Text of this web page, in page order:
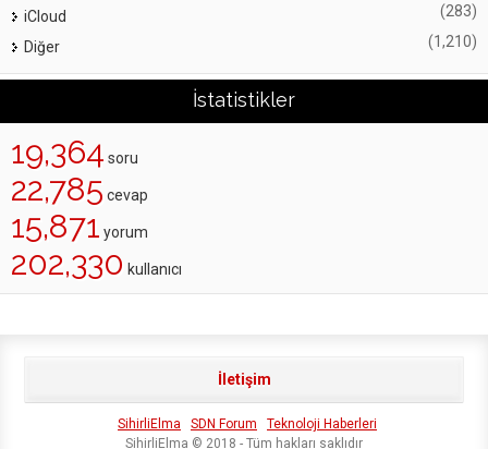
iCloud (283)
Diğer (1,210)
İstatistikler
19,364 soru
22,785 cevap
15,871 yorum
202,330 kullanıcı
İletişim
SihirliElma SDN Forum
Teknoloji Haberleri
SihirliElma © 2018 - Tüm hakları saklıdır